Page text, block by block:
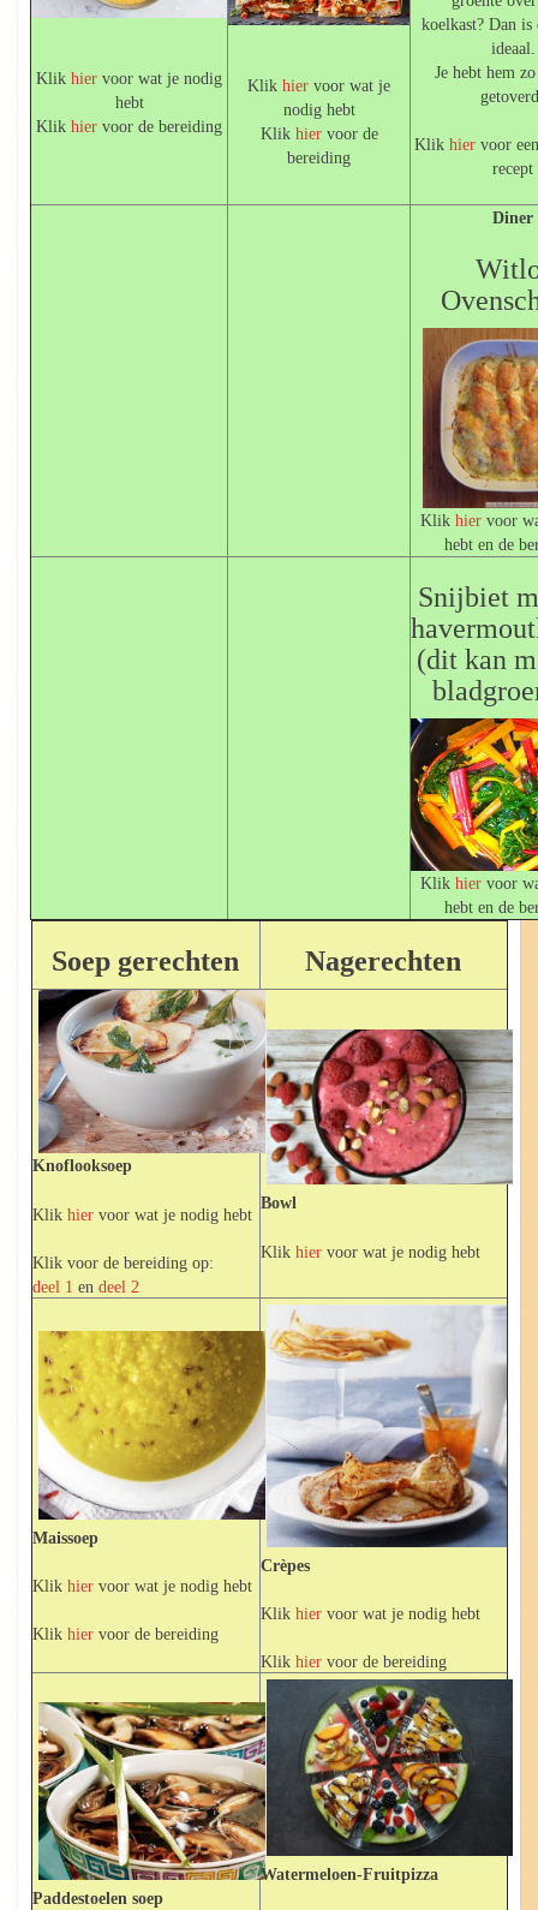
Klikhier voor wat je nodig
hebt
Klikhier voor de bereiding
Klikhier voor wat je
nodig hebt
Klik hiervoor de
bereiding
koelkast? Dan is
ideaal.
Je hebt hem
Klikhier voor
recept
Diner
Klik hiervoor
hebt en de
Snijbiet
(dit kan
Klik hiervoor
hebt en de
Soep gerechten Nagerechten
Knoflooksoep
Klik hiervoor wat je nodig hebt
Klik voor de bereiding op:
deel 1 en deel 2
Bowl
Klik hiervoor wat je nodig hebt
Maissoep
Klik hiervoor wat je nodig hebt
Klik hiervoor de bereiding
Crèpes
Klik hiervoor wat je nodig hebt
Klik hiervoor de bereiding
Paddestoelen soep
Watermeloen-Fruitpizza